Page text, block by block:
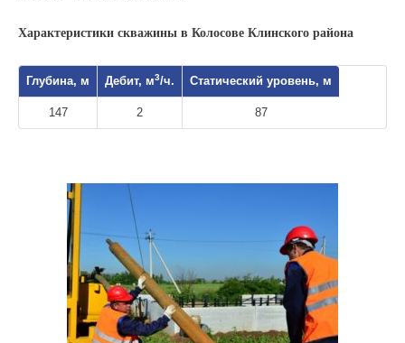
Характеристики скважины в Колосове Клинского района
Глубина, м Дебит, м3/ч. Статический уровень, м
147 2 87